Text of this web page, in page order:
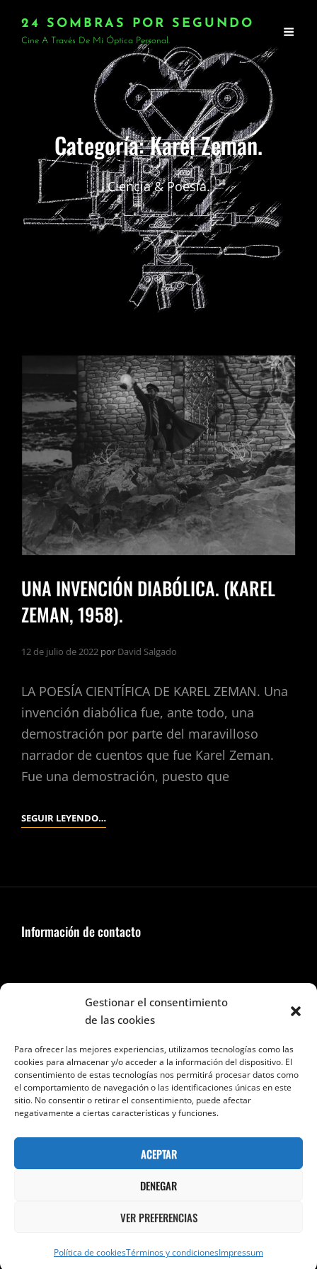
Gestionar el consentimiento
de las cookies
Para ofrecer las mejores experiencias, utilizamos tecnologías como las
cookies para almacenar y/o acceder a la información del dispositivo. El
consentimiento de estas tecnologías nos permitirá procesar datos como
el comportamiento de navegación o las identificaciones únicas en este
sitio. No consentir o retirar el consentimiento, puede afectar
negativamente a ciertas características y funciones.
ACEPTAR
DENEGAR
VER PREFERENCIAS
Política de cookiesTérminos y condicionesImpressum
24 SOMBRAS POR SEGUNDO
Cine A Través De Mi Óptica Personal.
Categoría:Karel Zeman.
Ciencia & Poesía.
UNA INVENCIÓN DIABÓLICA. (KAREL
ZEMAN, 1958).
12 de julio de 2022 por David Salgado
LA POESÍA CIENTÍFICA DE KAREL ZEMAN. Una
invención diabólica fue, ante todo, una
demostración por parte del maravilloso
narrador de cuentos que fue Karel Zeman.
Fue una demostración, puesto que
SEGUIR LEYENDO…UNA
ZEMAN,
Información de contacto
Seguir en Facebook e Instagram
Categorías
24 Sombras Por Segundo